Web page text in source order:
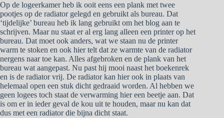
Op de logeerkamer heb ik ooit eens een plank met twee
pootjes op de radiator gelegd en gebruikt als bureau. Dat
‘tijdelijke’ bureau heb ik lang gebruikt om het blog aan te
schrijven. Maar nu staat er al erg lang alleen een printer op het
bureau. Dat moet ook anders, wat we staan nu de printer
warm te stoken en ook hier telt dat ze warmte van de radiator
nergens naar toe kan. Alles afgebroken en de plank van het
bureau wat aangepast. Nu past hij mooi naast het boekenrek
en is de radiator vrij. De radiator kan hier ook in plaats van
helemaal open een stuk dicht gedraaid worden. Al hebben we
geen logees toch staat de verwarming hier een beetje aan. Dat
is om er in ieder geval de kou uit te houden, maar nu kan dat
dus met een radiator die bijna dicht staat.